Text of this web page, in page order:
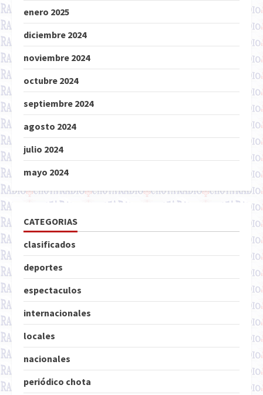
enero 2025
diciembre 2024
noviembre 2024
octubre 2024
septiembre 2024
agosto 2024
julio 2024
mayo 2024
CATEGORIAS
clasificados
deportes
espectaculos
internacionales
locales
nacionales
periódico chota